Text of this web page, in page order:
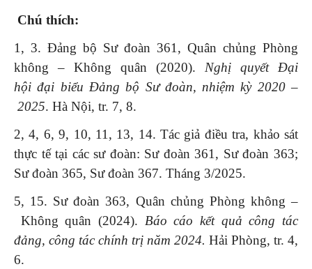
Chú thích:
1, 3. Đảng bộ Sư đoàn 361, Quân chủng Phòng
không – Không quân (2020). Nghị quyết Đại
hộiđại biểu Đảng bộ Sư đoàn, nhiệm kỳ 2020 –
2025. Hà Nội, tr. 7, 8.
2, 4, 6, 9, 10, 11, 13, 14. Tác giả điều tra, khảo sát
thực tế tại các sư đoàn: Sư đoàn 361, Sư đoàn 363;
Sư đoàn 365, Sư đoàn 367. Tháng 3/2025.
5, 15. Sư đoàn 363, Quân chủng Phòng không –
Không quân (2024). Báo cáo kết quả công tác
đảng, công tác chính trị năm 2024. Hải Phòng, tr. 4,
6.